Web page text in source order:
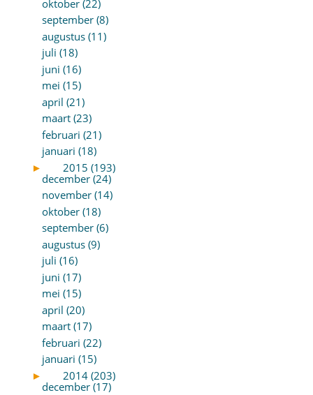
oktober (22)
september (8)
augustus (11)
juli (18)
juni (16)
mei (15)
april (21)
maart (23)
februari (21)
januari (18)
►
2015 (193)
december (24)
november (14)
oktober (18)
september (6)
augustus (9)
juli (16)
juni (17)
mei (15)
april (20)
maart (17)
februari (22)
januari (15)
►
2014 (203)
december (17)